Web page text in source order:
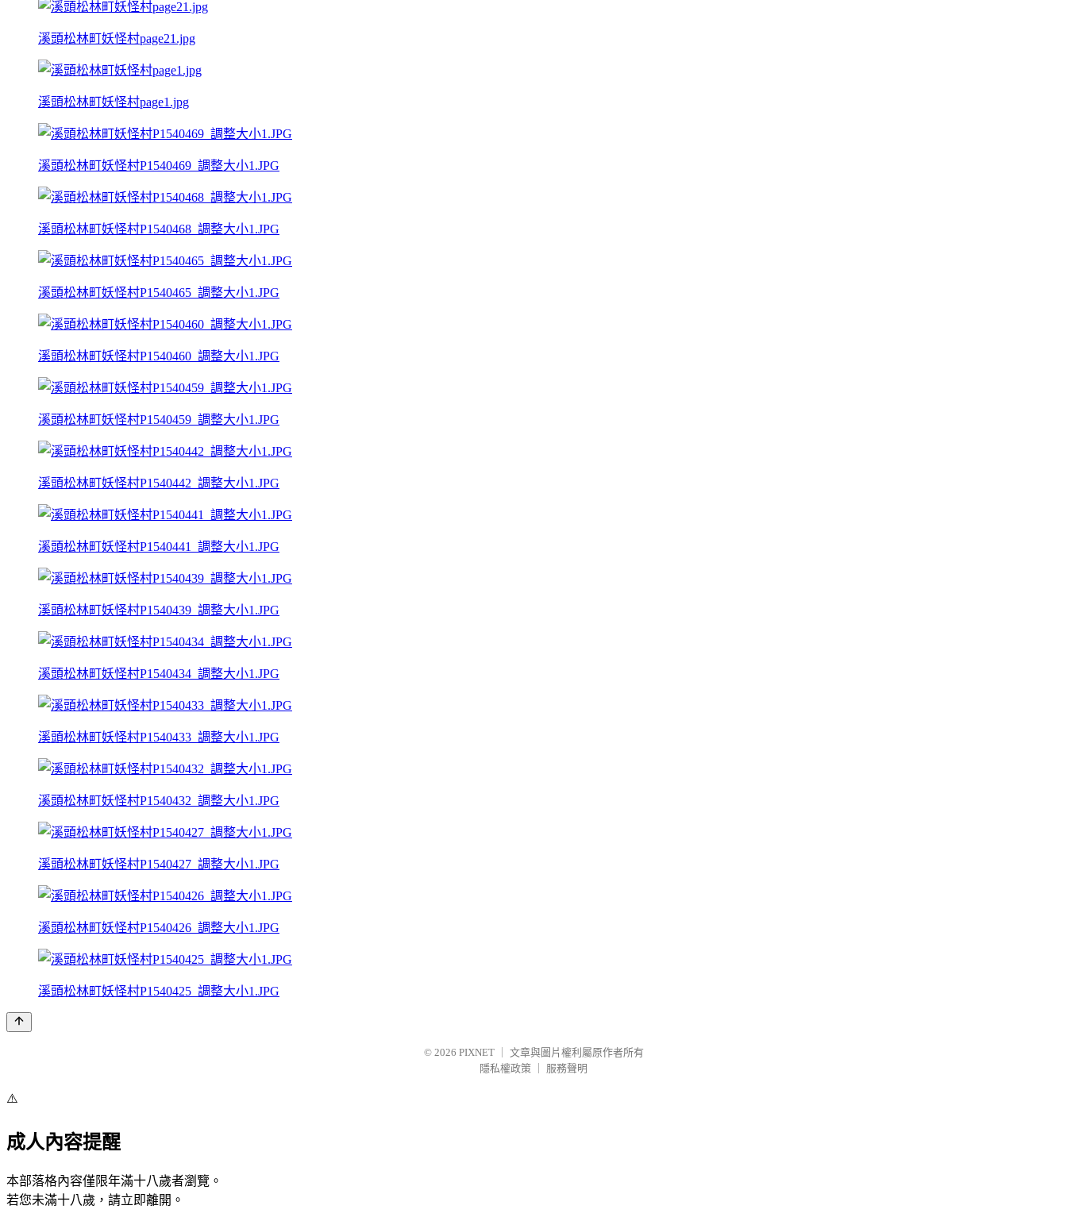
溪頭松林町妖怪村page21.jpg
溪頭松林町妖怪村page1.jpg
溪頭松林町妖怪村P1540469_調整大小1.JPG
溪頭松林町妖怪村P1540468_調整大小1.JPG
溪頭松林町妖怪村P1540465_調整大小1.JPG
溪頭松林町妖怪村P1540460_調整大小1.JPG
溪頭松林町妖怪村P1540459_調整大小1.JPG
溪頭松林町妖怪村P1540442_調整大小1.JPG
溪頭松林町妖怪村P1540441_調整大小1.JPG
溪頭松林町妖怪村P1540439_調整大小1.JPG
溪頭松林町妖怪村P1540434_調整大小1.JPG
溪頭松林町妖怪村P1540433_調整大小1.JPG
溪頭松林町妖怪村P1540432_調整大小1.JPG
溪頭松林町妖怪村P1540427_調整大小1.JPG
溪頭松林町妖怪村P1540426_調整大小1.JPG
溪頭松林町妖怪村P1540425_調整大小1.JPG
© 2026 PIXNET
文章與圖片權利屬原作者所有
隱私權政策
服務聲明
⚠️
成人內容提醒
本部落格內容僅限年滿十八歲者瀏覽。
若您未滿十八歲，請立即離開。